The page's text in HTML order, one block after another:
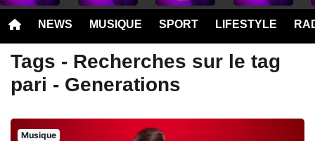
NEWS MUSIQUE SPORT LIFESTYLE
Tags - Recherches sur le tag
pari - Generations
Musique